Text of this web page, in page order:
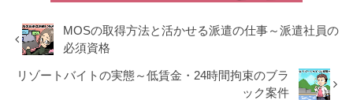
MOSの取得方法と活かせる派遣の仕事～派遣社員の
必須資格
リゾートバイトの実態～低賃金・24時間拘束のブラ
ック案件